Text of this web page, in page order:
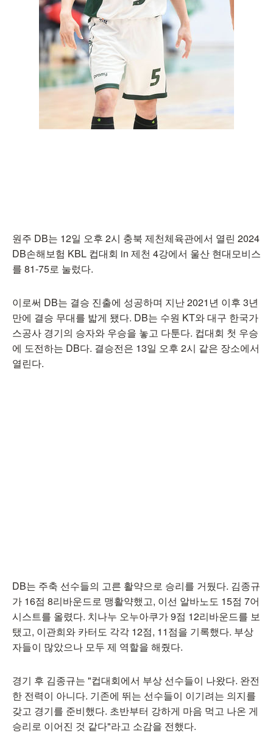
원주 DB는 12일 오후 2시 충북 제천체육관에서 열린 2024
DB손해보험 KBL 컵대회 in 제천 4강에서 울산 현대모비스
를 81-75로 눌렀다.
이로써 DB는 결승 진출에 성공하며 지난 2021년 이후 3년
만에 결승 무대를 밟게 됐다. DB는 수원 KT와 대구 한국가
스공사 경기의 승자와 우승을 놓고 다툰다. 컵대회 첫 우승
에 도전하는 DB다. 결승전은 13일 오후 2시 같은 장소에서
열린다.
DB는 주축 선수들의 고른 활약으로 승리를 거뒀다. 김종규
가 16점 8리바운드로 맹활약했고, 이선 알바노도 15점 7어
시스트를 올렸다. 치나누 오누아쿠가 9점 12리바운드를 보
탰고, 이관희와 카터도 각각 12점, 11점을 기록했다. 부상
자들이 많았으나 모두 제 역할을 해줬다.
경기 후 김종규는 "컵대회에서 부상 선수들이 나왔다. 완전
한 전력이 아니다. 기존에 뛰는 선수들이 이기려는 의지를
갖고 경기를 준비했다. 초반부터 강하게 마음 먹고 나온 게
승리로 이어진 것 같다"라고 소감을 전했다.